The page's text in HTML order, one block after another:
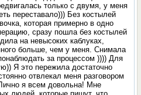
только с двумя, у меня
переставало))) Без костылей
которая примерно в одно
сразу пошла без костылей
на невысоких каблуках,
больше, чем у меня. Снимала
за процессом )))) Для
Я это пережила достаточно
отвлекал меня разговором
я всем довольна! Мне